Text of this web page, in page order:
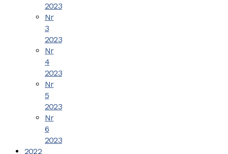
2023
Nr
3
2023
Nr
4
2023
Nr
5
2023
Nr
6
2023
2022